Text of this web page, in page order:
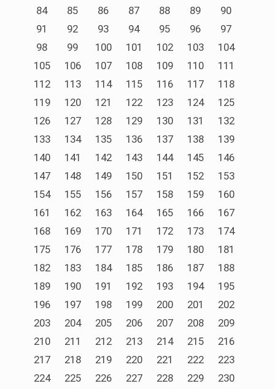
84
85 86 87 88 89
90
91
92 93 94 95 96
97
98
99 100 101 102 103
104
105
106 107 108 109 110
111
112
113 114 115 116 117
118
119
120 121 122 123 124
125
126
127 128 129 130 131
132
133
134 135 136 137 138
139
140
141 142 143 144 145
146
147
148 149 150 151 152
153
154
155 156 157 158 159
160
161
162 163 164 165 166
167
168
169 170 171 172 173
174
175
176 177 178 179 180
181
182
183 184 185 186 187
188
189
190 191 192 193 194
195
196
197 198 199 200 201
202
203
204 205 206 207 208
209
210
211 212 213 214 215
216
217
218 219 220 221 222
223
224
225 226 227 228 229
230